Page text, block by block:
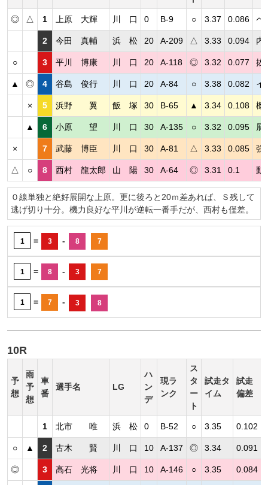
◎ △ 1 上原 大輝 川 口 0 B-9 ○ 3.37 0.086 ペ
2 今田 真輔 浜 松 20 A-209 △ 3.33 0.094 内
○ 3 平川 博康 川 口 20 A-118 ◎ 3.32 0.077 抜
▲ ◎ 4 谷島 俊行 川 口 20 A-84 ○ 3.38 0.082 イ
× 5 浜野 翼 飯 塚 30 B-65 ▲ 3.34 0.108 機
▲ 6 小原 望 川 口 30 A-135 ○ 3.32 0.095 展
× 7 武藤 博臣 川 口 30 A-81 △ 3.33 0.085 強
△ ○ 8 西村 龍太郎 山 陽 30 A-64 ◎ 3.31 0.1 動
０線単独と絶好展開な上原。更に後ろと20ｍ差あれば、Ｓ残して
逃げ切り十分。機力良好な平川が逆転一番手だが、西村も僅差。
1 = 3 - 8 7
1 = 8 - 3 7
1 = 7 - 3 8
10R
予
想
雨
予
想
車
番
選手名 LG
ハ
ン
デ
現ラ
ンク
ス
タ
ー
ト
試走タ
イム
試走
偏差
1 北市 唯 浜 松 0 B-52 ○ 3.35 0.102
○ ▲ 2 古木 賢 川 口 10 A-137 ◎ 3.34 0.091
◎ 3 高石 光将 川 口 10 A-146 ○ 3.35 0.084